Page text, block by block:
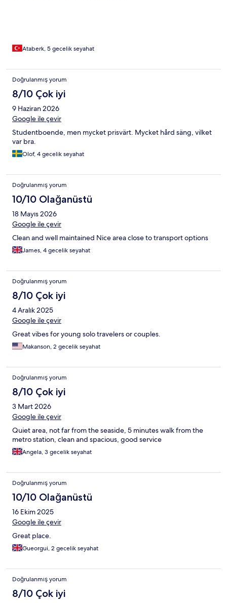
Ataberk, 5 gecelik seyahat
Doğrulanmış yorum
8/10 Çok iyi
9 Haziran 2026
Google ile çevir
Studentboende, men mycket prisvärt. Mycket hård säng, vilket
var bra.
Olof, 4 gecelik seyahat
Doğrulanmış yorum
10/10 Olağanüstü
18 Mayıs 2026
Google ile çevir
Clean and well maintained Nice area close to transport options
James, 4 gecelik seyahat
Doğrulanmış yorum
8/10 Çok iyi
4 Aralık 2025
Google ile çevir
Great vibes for young solo travelers or couples.
Makanson, 2 gecelik seyahat
Doğrulanmış yorum
8/10 Çok iyi
3 Mart 2026
Google ile çevir
Quiet area, not far from the seaside, 5 minutes walk from the
metro station, clean and spacious, good service
Angela, 3 gecelik seyahat
Doğrulanmış yorum
10/10 Olağanüstü
16 Ekim 2025
Google ile çevir
Great place.
Gueorgui, 2 gecelik seyahat
Doğrulanmış yorum
8/10 Çok iyi